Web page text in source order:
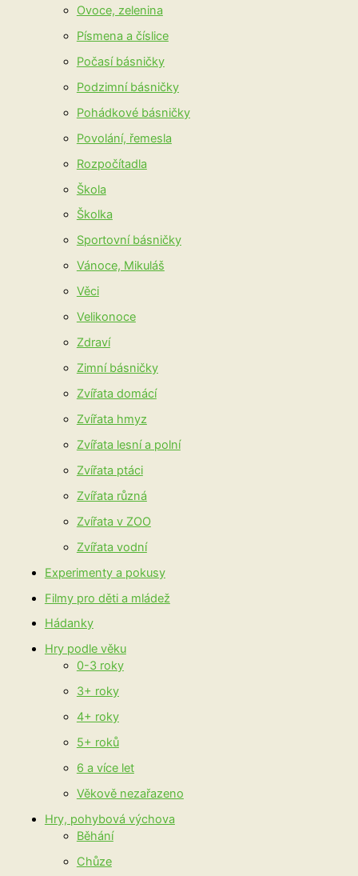
Ovoce, zelenina
Písmena a číslice
Počasí básničky
Podzimní básničky
Pohádkové básničky
Povolání, řemesla
Rozpočítadla
Škola
Školka
Sportovní básničky
Vánoce, Mikuláš
Věci
Velikonoce
Zdraví
Zimní básničky
Zvířata domácí
Zvířata hmyz
Zvířata lesní a polní
Zvířata ptáci
Zvířata různá
Zvířata v ZOO
Zvířata vodní
Experimenty a pokusy
Filmy pro děti a mládež
Hádanky
Hry podle věku
0-3 roky
3+ roky
4+ roky
5+ roků
6 a více let
Věkově nezařazeno
Hry, pohybová výchova
Běhání
Chůze